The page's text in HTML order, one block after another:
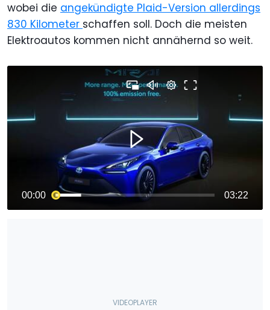
wobei die angekündigte Plaid-Version allerdings
830 Kilometer schaffen soll. Doch die meisten
Elektroautos kommen nicht annähernd so weit.